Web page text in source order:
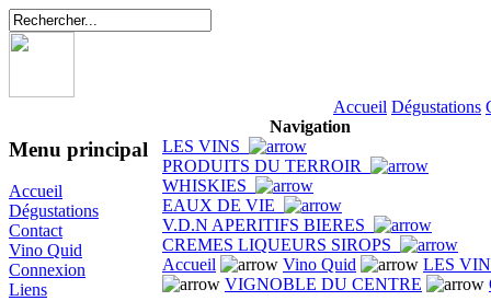
Accueil Dégustations
Menu principal
Accueil
Dégustations
Contact
Vino Quid
Connexion
Liens
Navigation
LES VINS
PRODUITS DU TERROIR
WHISKIES
EAUX DE VIE
V.D.N APERITIFS BIERES
CREMES LIQUEURS SIROPS
Accueil
Vino Quid
LES
VIGNOBLE DU CENTRE